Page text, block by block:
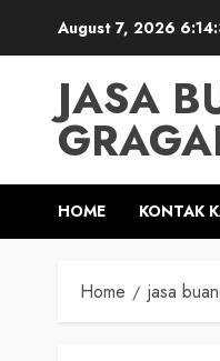
August 7, 2026
JASA
HOME KONTAK
Home jasa